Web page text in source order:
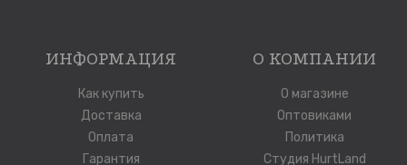
ИНФОРМАЦИЯ
Как купить
Доставка
Оплата
Гарантия
О КОМПАНИИ
О магазине
Оптовиками
Политика
Студия HurtLand